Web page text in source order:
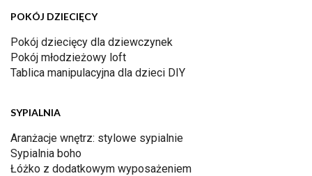
POKÓJ DZIECIĘCY
Pokój dziecięcy dla dziewczynek
Pokój młodzieżowy loft
Tablica manipulacyjna dla dzieci DIY
SYPIALNIA
Aranżacje wnętrz: stylowe sypialnie
Sypialnia boho
Łóżko z dodatkowym wyposażeniem